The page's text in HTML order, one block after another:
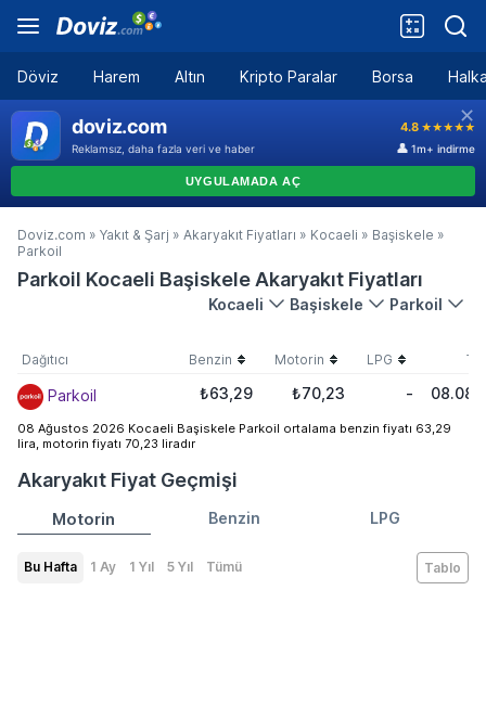
Döviz Harem Altın Kripto Paralar Borsa
Doviz.com » Yakıt & Şarj » Akaryakıt Fiyatları » Kocaeli » Başiskele »
Parkoil
Parkoil Kocaeli Başiskele Akaryakıt Fiyatları
Kocaeli Başiskele Parkoil
Dağıtıcı Benzin Motorin LPG
Parkoil ₺63,29 ₺70,23 -
08 Ağustos 2026 Kocaeli Başiskele Parkoil ortalama benzin fiyatı 63,29
lira, motorin fiyatı 70,23 liradır
Akaryakıt Fiyat Geçmişi
Motorin Benzin LPG
Bu Hafta 1 Ay 1 Yıl 5 Yıl Tümü Tablo